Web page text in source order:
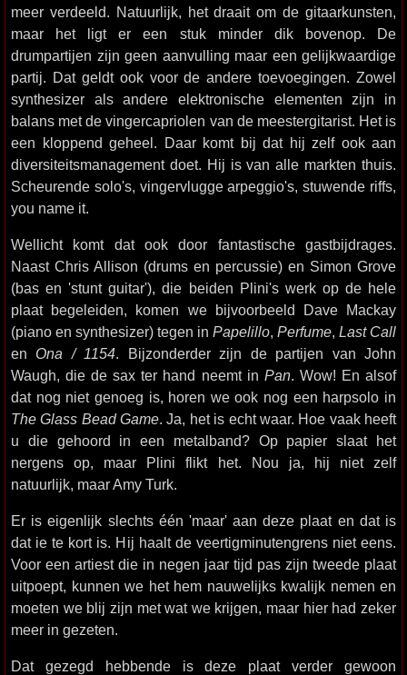
meer verdeeld. Natuurlijk, het draait om de gitaarkunsten,
maar het ligt er een stuk minder dik bovenop. De
drumpartijen zijn geen aanvulling maar een gelijkwaardige
partij. Dat geldt ook voor de andere toevoegingen. Zowel
synthesizer als andere elektronische elementen zijn in
balans met de vingercapriolen van de meestergitarist. Het is
een kloppend geheel. Daar komt bij dat hij zelf ook aan
diversiteitsmanagement doet. Hij is van alle markten thuis.
Scheurende solo's, vingervlugge arpeggio's, stuwende riffs,
you name it.
Wellicht komt dat ook door fantastische gastbijdrages.
Naast Chris Allison (drums en percussie) en Simon Grove
(bas en 'stunt guitar'), die beiden Plini's werk op de hele
plaat begeleiden, komen we bijvoorbeeld Dave Mackay
(piano en synthesizer) tegen in Papelillo, Perfume, Last Call
en Ona / 1154. Bijzonderder zijn de partijen van John
Waugh, die de sax ter hand neemt in Pan. Wow! En alsof
dat nog niet genoeg is, horen we ook nog een harpsolo in
The Glass Bead Game. Ja, het is echt waar. Hoe vaak heeft
u die gehoord in een metalband? Op papier slaat het
nergens op, maar Plini flikt het. Nou ja, hij niet zelf
natuurlijk, maar Amy Turk.
Er is eigenlijk slechts één 'maar' aan deze plaat en dat is
dat ie te kort is. Hij haalt de veertigminutengrens niet eens.
Voor een artiest die in negen jaar tijd pas zijn tweede plaat
uitpoept, kunnen we het hem nauwelijks kwalijk nemen en
moeten we blij zijn met wat we krijgen, maar hier had zeker
meer in gezeten.
Dat gezegd hebbende is deze plaat verder gewoon